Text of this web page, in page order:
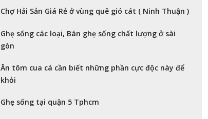
Chợ Hải Sản Giá Rẻ ở vùng quê gió cát ( Ninh Thuận )
Ghẹ sống các loại, Bán ghẹ sống chất lượng ở sài
gòn
Ăn tôm cua cá cần biết những phần cực độc này để
khỏi
Ghẹ sống tại quận 5 Tphcm